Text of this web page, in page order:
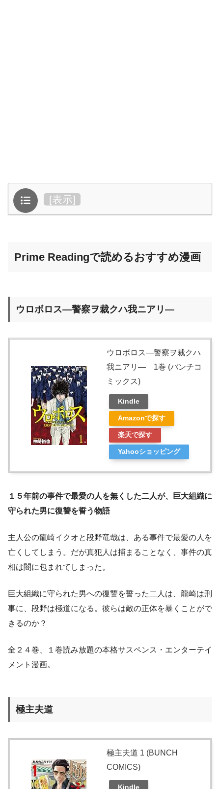
目次 [表示]
Prime Readingで読めるおすすめ漫画
ウロボロス―警察ヲ裁クハ我ニアリ―
ウロボロス―警察ヲ裁クハ
我ニアリ― 1巻 (バンチコ
ミックス)
Kindle
Amazonで探す
楽天で探す
Yahooショッピング
１５年前の事件で最愛の人を無くした二人が、巨大組織に
守られた男に復讐を誓う物語
主人公の龍崎イクオと段野竜哉は、ある事件で最愛の人を
亡くしてしまう。だが真犯人は捕まることなく、事件の真
相は闇に包まれてしまった。
巨大組織に守られた男への復讐を誓った二人は、龍崎は刑
事に、段野は極道になる。彼らは敵の正体を暴くことがで
きるのか？
全２４巻、１巻読み放題の本格サスペンス・エンターテイ
メント漫画。
極主夫道
極主夫道 1 (BUNCH
COMICS)
Kindle